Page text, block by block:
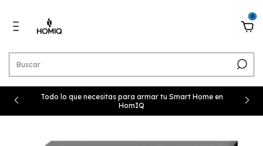
0
Todo lo que necesitas para armar tu Smart Home en
HomIQ